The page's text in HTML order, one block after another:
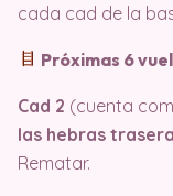
cada cad de la
Próximas 6
Cad 2 (cuenta
las hebras
Rematar.